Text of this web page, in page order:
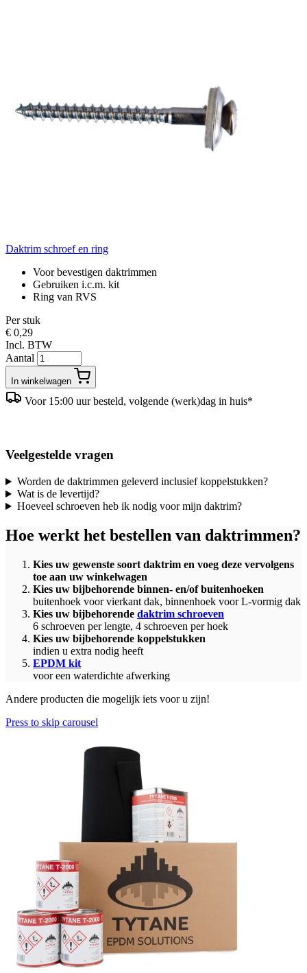
Daktrim schroef en ring
Voor bevestigen daktrimmen
Gebruiken i.c.m. kit
Ring van RVS
Per stuk
€ 0,29
Incl. BTW
Aantal
In winkelwagen
Voor 15:00 uur besteld, volgende (werk)dag in huis*
Veelgestelde vragen
Worden de daktrimmen geleverd inclusief koppelstukken?
Wat is de levertijd?
Hoeveel schroeven heb ik nodig voor mijn daktrim?
Hoe werkt het bestellen van daktrimmen?
Kies uw gewenste soort daktrim en voeg deze vervolgens
toe aan uw winkelwagen
Kies uw bijbehorende binnen- en/of buitenhoeken
buitenhoek voor vierkant dak, binnenhoek voor L-vormig dak
Kies uw bijbehorende daktrim schroeven
6 schroeven per lengte, 4 schroeven per hoek
Kies uw bijbehorende koppelstukken
indien u extra nodig heeft
EPDM kit
voor een waterdichte afwerking
Andere producten die mogelijk iets voor u zijn!
Press to skip carousel